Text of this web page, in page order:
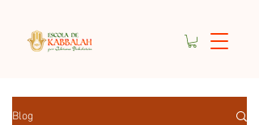
Blog